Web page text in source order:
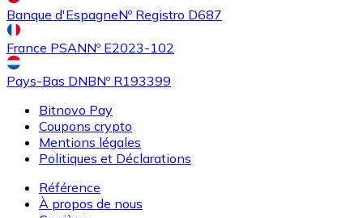
AcheterShiba Inuavec virement bancaire
SHIB
Banque d'EspagneNº Registro D687
France PSANNº E2023-102
Pays-Bas DNBNº R193399
Bitnovo Pay
Coupons crypto
Mentions légales
Politiques et Déclarations
Référence
À propos de nous